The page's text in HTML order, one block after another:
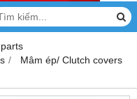
Mâm ép/ Clutch covers